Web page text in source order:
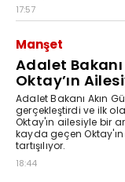
17:57
Manşet
Adalet
Oktay’ın
Adalet Bakanı Akın
gerçekleştirdi ve ilk
Oktay'ın ailesiyle bir
kayda geçen
tartışılıyor.
18:44